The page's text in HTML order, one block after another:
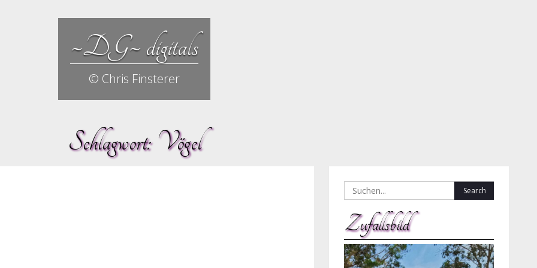
~DG~ digitals
© Chris Finsterer
Schlagwort:Vögel
Search
for:
Zufallsbild